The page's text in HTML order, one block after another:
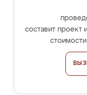
составит проект